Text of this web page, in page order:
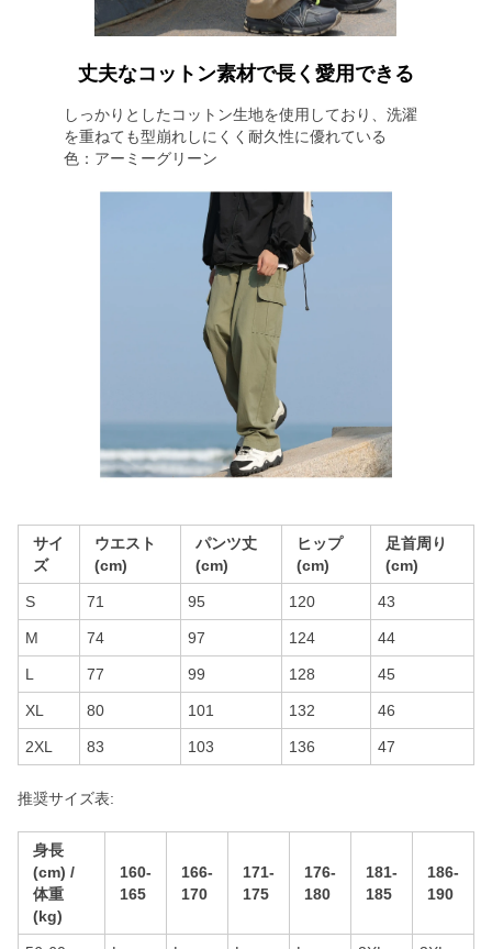
丈夫なコットン素材で長く愛用できる
しっかりとしたコットン生地を使用しており、洗濯
を重ねても型崩れしにくく耐久性に優れている
色：アーミーグリーン
サイ
ズ
ウエスト
(cm)
パンツ丈
(cm)
ヒップ
(cm)
足首周り
(cm)
S 71 95 120 43
M 74 97 124 44
L 77 99 128 45
XL 80 101 132 46
2XL 83 103 136 47
推奨サイズ表:
身長
(cm) /
体重
(kg)
160-
165
166-
170
171-
175
176-
180
181-
185
186-
190